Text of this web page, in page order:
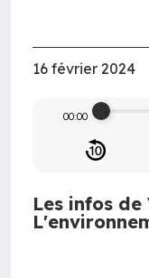
16 février 2024
00:00
Les infos